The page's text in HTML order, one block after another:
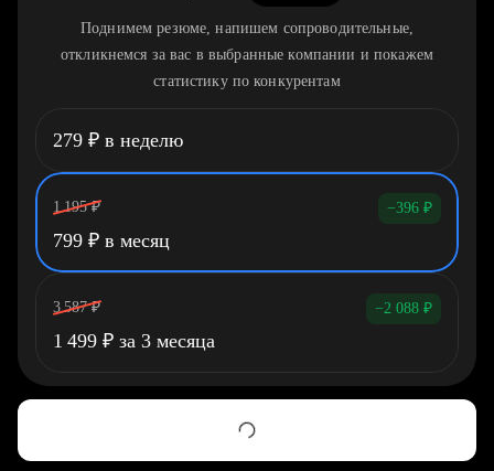
Поднимем резюме, напишем сопроводительные,
откликнемся за вас в выбранные компании и покажем
статистику по конкурентам
279 ₽ в неделю
1 195 ₽ −396 ₽
799 ₽ в месяц
3 587 ₽ −2 088 ₽
1 499 ₽ за 3 месяца